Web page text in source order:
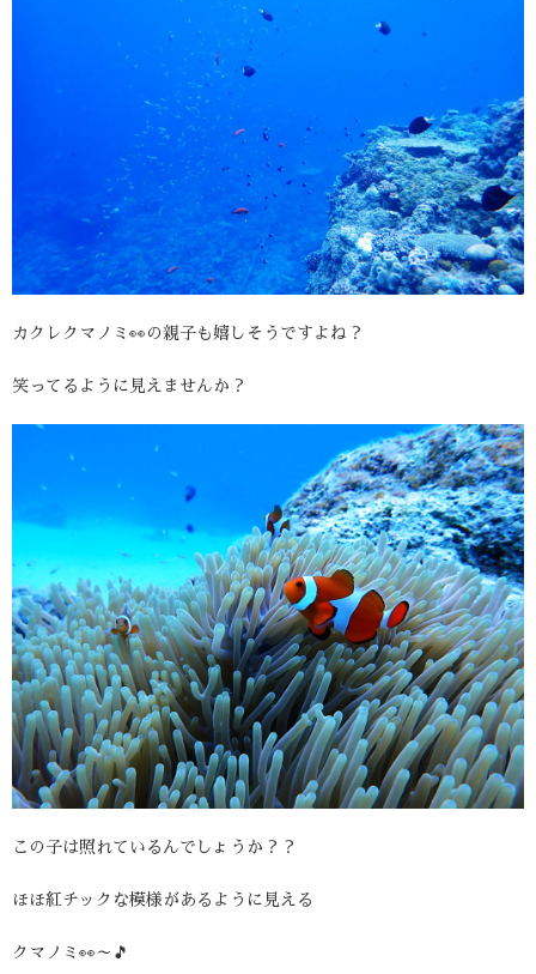
カクレクマノミ👀の親子も嬉しそうですよね？
笑ってるように見えませんか？
この子は照れているんでしょうか？？
ほほ紅チックな模様があるように見える
クマノミ👀～🎵